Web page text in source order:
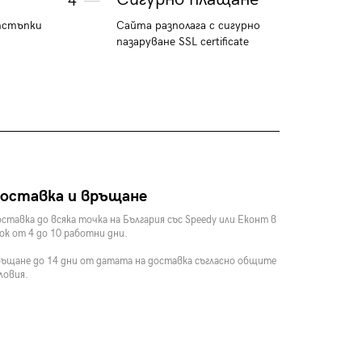
Сайта разполага с сигурно
пазаруване SSL certificate
и връщане
до всяка точка на България със Speedy или Еконт в
от 4 до 10 работни дни.
до 14 дни от датата на доставка съгласно общите